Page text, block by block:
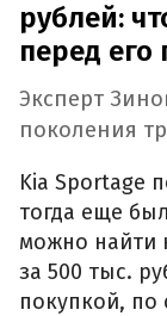
рублей:
перед его
Эксперт
поколения
Kia Sportage
тогда еще
можно найти
за 500 тыс.
покупкой, по